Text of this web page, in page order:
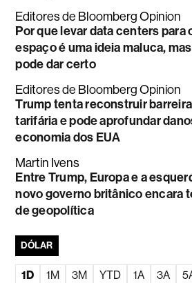
Editores de Bloomberg Opinion
Por que levar data centers para
espaço é uma ideia maluca, mas
pode dar certo
Editores de Bloomberg Opinion
Trump tenta reconstruir barreira
tarifária e pode aprofundar
economia dos EUA
Martin Ivens
Entre Trump, Europa e a
novo governo britânico encara
de geopolítica
DÓLAR
1D 1M 3M YTD 1A 3A